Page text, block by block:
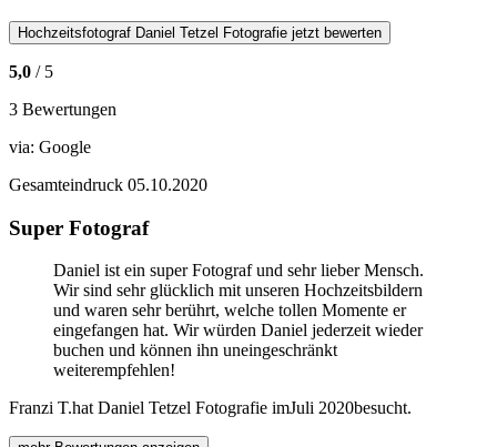
Hochzeitsfotograf Daniel Tetzel Fotografie jetzt bewerten
5,0 / 5
3 Bewertungen
via: Google
Gesamteindruck 05.10.2020
Super Fotograf
Daniel ist ein super Fotograf und sehr lieber Mensch.
Wir sind sehr glücklich mit unseren Hochzeitsbildern
und waren sehr berührt, welche tollen Momente er
eingefangen hat. Wir würden Daniel jederzeit wieder
buchen und können ihn uneingeschränkt
weiterempfehlen!
Franzi T.hat Daniel Tetzel Fotografie imJuli 2020besucht.